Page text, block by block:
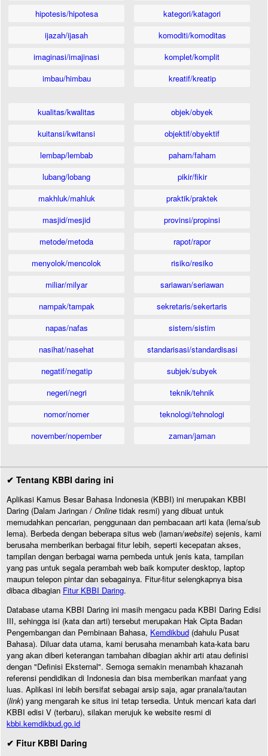
hipotesis/hipotesa
ijazah/ijasah
imaginasi/imajinasi
imbau/himbau
kategori/katagori
komoditi/komoditas
komplet/komplit
kreatif/kreatip
kualitas/kwalitas
kuitansi/kwitansi
lembap/lembab
lubang/lobang
makhluk/mahluk
masjid/mesjid
metode/metoda
menyolok/mencolok
miliar/milyar
nampak/tampak
napas/nafas
nasihat/nasehat
negatif/negatip
negeri/negri
nomor/nomer
november/nopember
objek/obyek
objektif/obyektif
paham/faham
pikir/fikir
praktik/praktek
provinsi/propinsi
rapot/rapor
risiko/resiko
sariawan/seriawan
sekretaris/sekertaris
sistem/sistim
standarisasi/standardisasi
subjek/subyek
teknik/tehnik
teknologi/tehnologi
zaman/jaman
✔ Tentang KBBI daring ini
Aplikasi Kamus Besar Bahasa Indonesia (KBBI) ini merupakan KBBI
Daring (Dalam Jaringan / Online tidak resmi) yang dibuat untuk
memudahkan pencarian, penggunaan dan pembacaan arti kata (lema/sub
lema). Berbeda dengan beberapa situs web (laman/website) sejenis, kami
berusaha memberikan berbagai fitur lebih, seperti kecepatan akses,
tampilan dengan berbagai warna pembeda untuk jenis kata, tampilan
yang pas untuk segala perambah web baik komputer desktop, laptop
maupun telepon pintar dan sebagainya. Fitur-fitur selengkapnya bisa
dibaca dibagian Fitur KBBI Daring.
Database utama KBBI Daring ini masih mengacu pada KBBI Daring Edisi
III, sehingga isi (kata dan arti) tersebut merupakan Hak Cipta Badan
Pengembangan dan Pembinaan Bahasa, Kemdikbud (dahulu Pusat
Bahasa). Diluar data utama, kami berusaha menambah kata-kata baru
yang akan diberi keterangan tambahan dibagian akhir arti atau definisi
dengan "Definisi Eksternal". Semoga semakin menambah khazanah
referensi pendidikan di Indonesia dan bisa memberikan manfaat yang
luas. Aplikasi ini lebih bersifat sebagai arsip saja, agar pranala/tautan
(link) yang mengarah ke situs ini tetap tersedia. Untuk mencari kata dari
KBBI edisi V (terbaru), silakan merujuk ke website resmi di
kbbi.kemdikbud.go.id
✔ Fitur KBBI Daring